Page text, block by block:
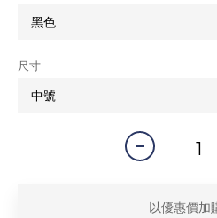
尺寸
以優惠價加